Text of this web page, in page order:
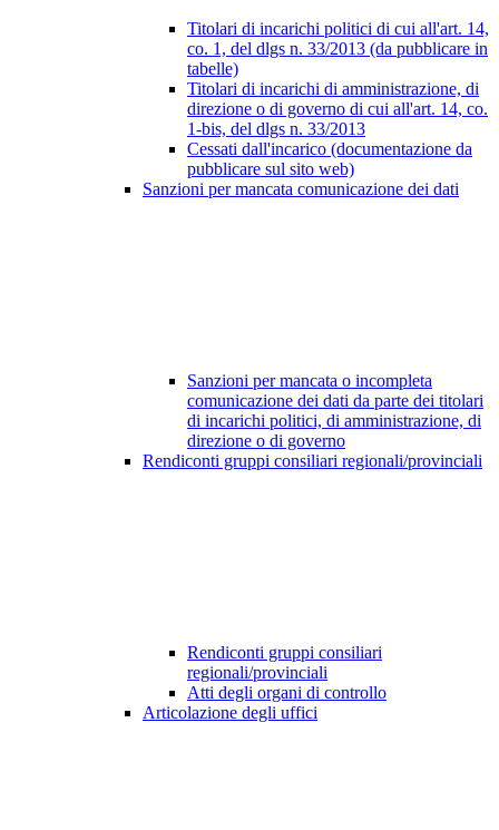
Titolari di incarichi politici di cui all'art. 14,
co. 1, del dlgs n. 33/2013 (da pubblicare in
tabelle)
Titolari di incarichi di amministrazione, di
direzione o di governo di cui all'art. 14, co.
1-bis, del dlgs n. 33/2013
Cessati dall'incarico (documentazione da
pubblicare sul sito web)
Sanzioni per mancata comunicazione dei dati
Sanzioni per mancata o incompleta
comunicazione dei dati da parte dei titolari
di incarichi politici, di amministrazione, di
direzione o di governo
Rendiconti gruppi consiliari regionali/provinciali
Rendiconti gruppi consiliari
regionali/provinciali
Atti degli organi di controllo
Articolazione degli uffici